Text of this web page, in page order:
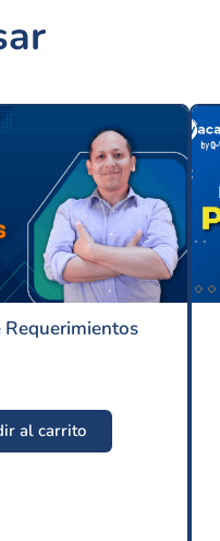
Requerimientos
al carrito